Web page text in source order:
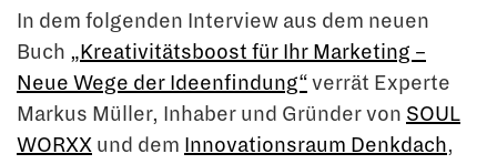
In dem folgenden Interview aus dem neuen
Buch „Kreativitätsboost für Ihr Marketing –
Neue Wege der Ideenfindung“ verrät Experte
Markus Müller, Inhaber und Gründer von SOUL
WORXX und dem Innovationsraum Denkdach,